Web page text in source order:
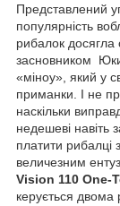
Представлений
популярність
рибалок досягла
засновником
«міноу», який у
приманки. І не
наскільки
недешеві навіть
платити рибалці
величезним
Vision 110 One-
керується